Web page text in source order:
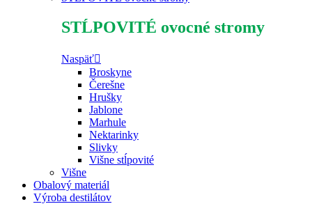
STĹPOVITÉ ovocné stromy
Naspäť
Broskyne
Čerešne
Hrušky
Jablone
Marhule
Nektarinky
Slivky
Višne stĺpovité
Višne
Obalový materiál
Výroba destilátov